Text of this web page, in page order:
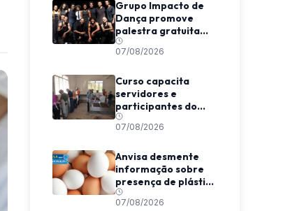
Grupo Impacto de
Dança promove
palestra gratuita
sobre carreira
artística em Viçosa
07/08/2026
Curso capacita
servidores e
participantes do
Bolsa Trabalho em
planejamento de
07/08/2026
Anvisa desmente
informação sobre
presença de plástico
ou petróleo em ovos
07/08/2026